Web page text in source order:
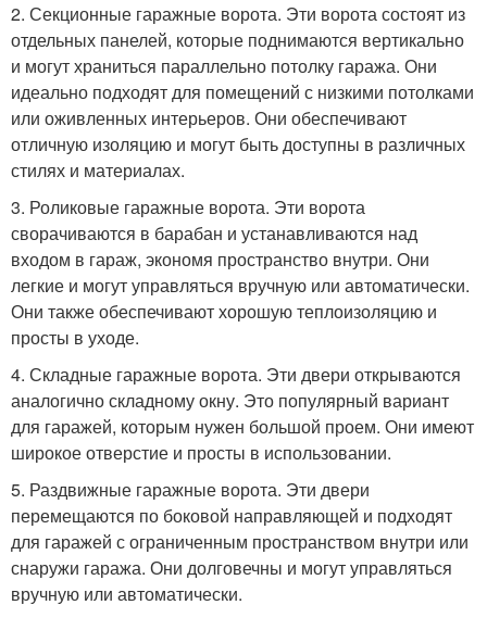
2. Секционные гаражные ворота. Эти ворота состоят из
отдельных панелей, которые поднимаются вертикально
и могут храниться параллельно потолку гаража. Они
идеально подходят для помещений с низкими потолками
или оживленных интерьеров. Они обеспечивают
отличную изоляцию и могут быть доступны в различных
стилях и материалах.
3. Роликовые гаражные ворота. Эти ворота
сворачиваются в барабан и устанавливаются над
входом в гараж, экономя пространство внутри. Они
легкие и могут управляться вручную или автоматически.
Они также обеспечивают хорошую теплоизоляцию и
просты в уходе.
4. Складные гаражные ворота. Эти двери открываются
аналогично складному окну. Это популярный вариант
для гаражей, которым нужен большой проем. Они имеют
широкое отверстие и просты в использовании.
5. Раздвижные гаражные ворота. Эти двери
перемещаются по боковой направляющей и подходят
для гаражей с ограниченным пространством внутри или
снаружи гаража. Они долговечны и могут управляться
вручную или автоматически.